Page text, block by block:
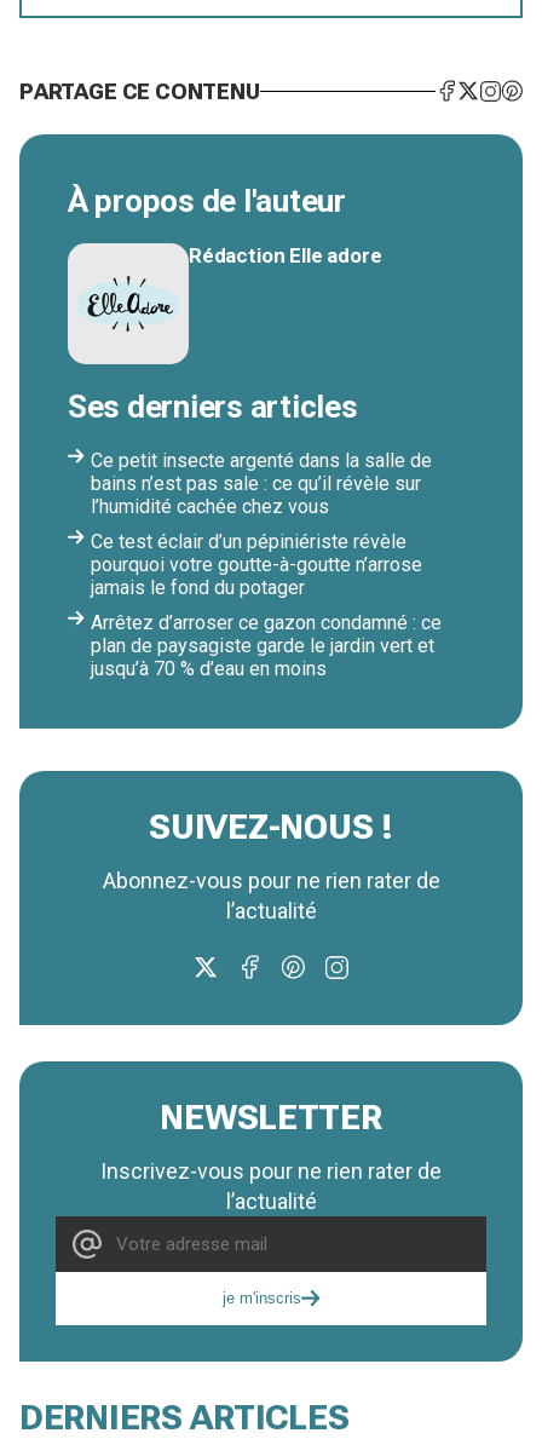
PARTAGE CE CONTENU
À propos de l'auteur
Rédaction Elle adore
Ses derniers articles
Ce petit insecte argenté dans la salle de
bains n’est pas sale : ce qu’il révèle sur
l’humidité cachée chez vous
Ce test éclair d’un pépiniériste révèle
pourquoi votre goutte-à-goutte n’arrose
jamais le fond du potager
Arrêtez d’arroser ce gazon condamné : ce
plan de paysagiste garde le jardin vert et
jusqu’à 70 % d’eau en moins
SUIVEZ-NOUS !
Abonnez-vous pour ne rien rater de
l’actualité
NEWSLETTER
Inscrivez-vous pour ne rien rater de
l’actualité
je m'inscris
DERNIERS ARTICLES